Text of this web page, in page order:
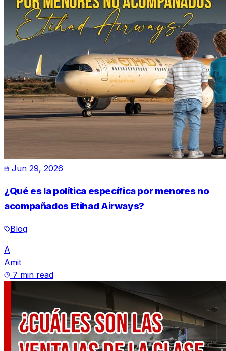
Jun 29, 2026
¿Qué es la política específica por menores no
acompañados Etihad Airways?
Blog
A
Amit
7 min read